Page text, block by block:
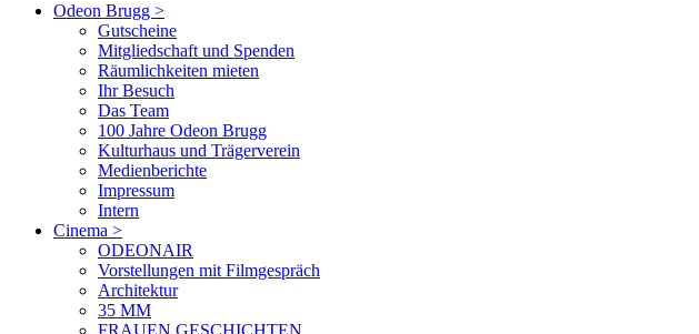
Odeon Brugg >
Gutscheine
Mitgliedschaft und Spenden
Räumlichkeiten mieten
Ihr Besuch
Das Team
100 Jahre Odeon Brugg
Kulturhaus und Trägerverein
Medienberichte
Impressum
Intern
Cinema >
ODEONAIR
Vorstellungen mit Filmgespräch
Architektur
35 MM
FRAUEN GESCHICHTEN